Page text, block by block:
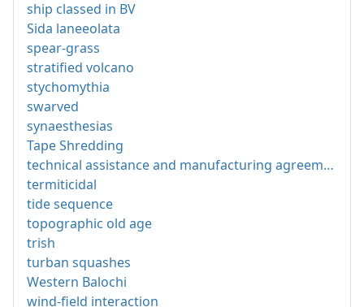
ship classed in BV
Sida laneeolata
spear-grass
stratified volcano
stychomythia
swarved
synaesthesias
Tape Shredding
technical assistance and manufacturing agreement
termiticidal
tide sequence
topographic old age
trish
turban squashes
Western Balochi
wind-field interaction